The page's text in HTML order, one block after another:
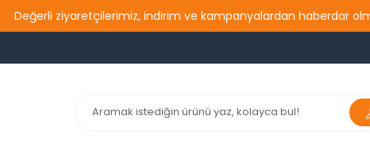
ziyaretçilerimiz, indirim ve kampanyalardan haberdar olmak